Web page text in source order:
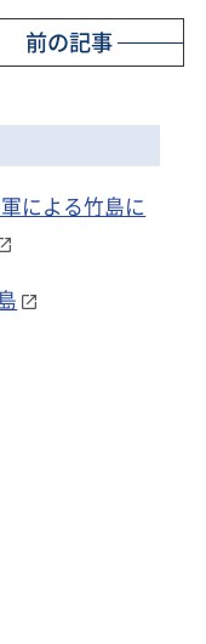
前の記事
による竹島に